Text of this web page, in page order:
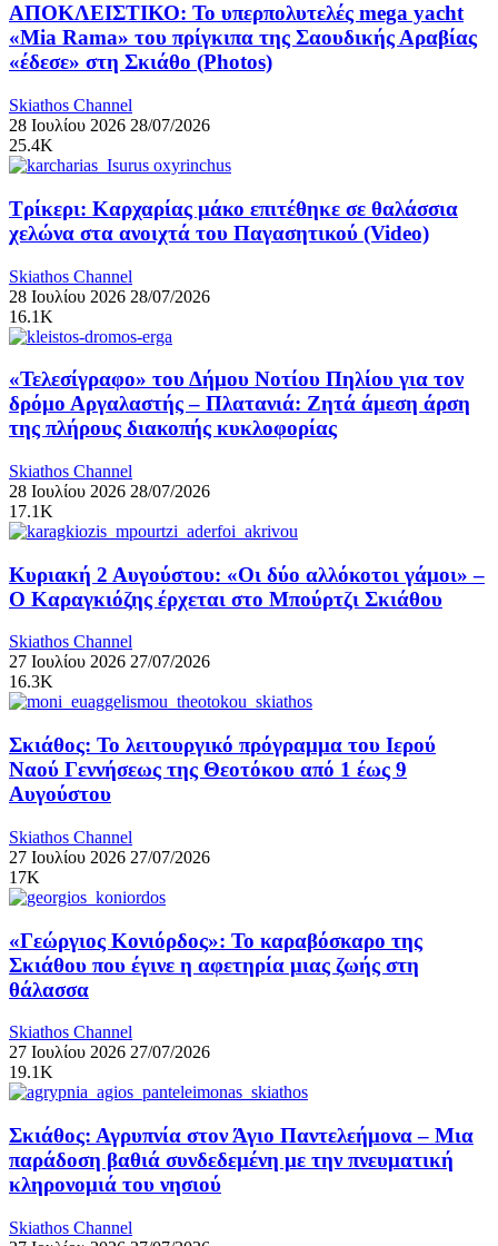
ΑΠΟΚΛΕΙΣΤΙΚΟ: Το υπερπολυτελές mega yacht
«Mia Rama» του πρίγκιπα της Σαουδικής Αραβίας
«έδεσε» στη Σκιάθο (Photos)
Skiathos Channel
28 Ιουλίου 2026 28/07/2026
25.4K
Τρίκερι: Καρχαρίας μάκο επιτέθηκε σε θαλάσσια
χελώνα στα ανοιχτά του Παγασητικού (Video)
Skiathos Channel
28 Ιουλίου 2026 28/07/2026
16.1K
«Τελεσίγραφο» του Δήμου Νοτίου Πηλίου για τον
δρόμο Αργαλαστής – Πλατανιά: Ζητά άμεση άρση
της πλήρους διακοπής κυκλοφορίας
Skiathos Channel
28 Ιουλίου 2026 28/07/2026
17.1K
Κυριακή 2 Αυγούστου: «Οι δύο αλλόκοτοι γάμοι» –
Ο Καραγκιόζης έρχεται στο Μπούρτζι Σκιάθου
Skiathos Channel
27 Ιουλίου 2026 27/07/2026
16.3K
Σκιάθος: Το λειτουργικό πρόγραμμα του Ιερού
Ναού Γεννήσεως της Θεοτόκου από 1 έως 9
Αυγούστου
Skiathos Channel
27 Ιουλίου 2026 27/07/2026
17K
«Γεώργιος Κονιόρδος»: Το καραβόσκαρο της
Σκιάθου που έγινε η αφετηρία μιας ζωής στη
θάλασσα
Skiathos Channel
27 Ιουλίου 2026 27/07/2026
19.1K
Σκιάθος: Αγρυπνία στον Άγιο Παντελεήμονα – Μια
παράδοση βαθιά συνδεδεμένη με την πνευματική
κληρονομιά του νησιού
Skiathos Channel